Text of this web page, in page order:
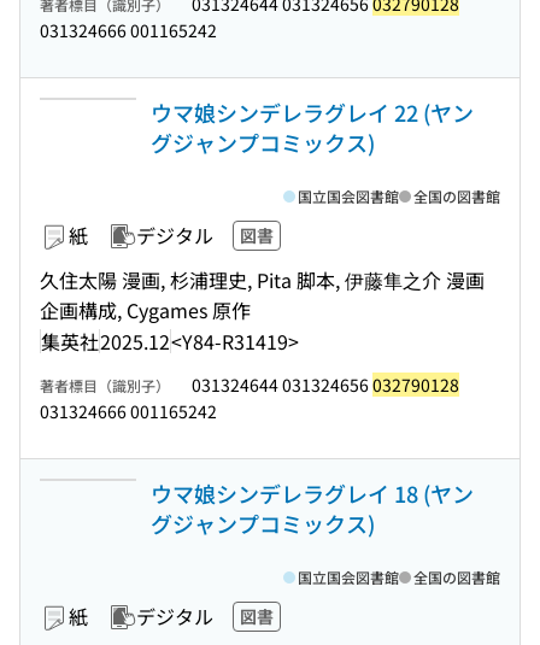
著者標目（識別子）
031324666 001165242
ウマ娘シンデレラグレイ 22 (ヤン
グジャンプコミックス)
紙 デジタル 図書
久住太陽 漫画, 杉浦理史, Pita 脚本, 伊藤隼之介 漫画
企画構成, Cygames 原作
集英社2025.12<Y84-R31419>
国立国会図書館 全国の図書館
著者標目（識別子） 031324644 031324656032790128
031324666 001165242
ウマ娘シンデレラグレイ 18 (ヤン
グジャンプコミックス)
紙 デジタル 図書
国立国会図書館 全国の図書館